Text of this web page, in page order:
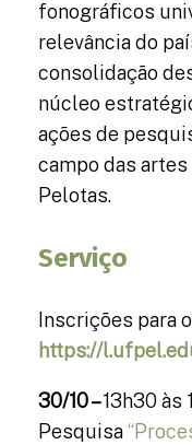
fonográficos
relevância do
consolidação
núcleo
ações de
campo das
Pelotas.
Serviço
Inscrições para
https://
30/10 –13h30 às
Pesquisa